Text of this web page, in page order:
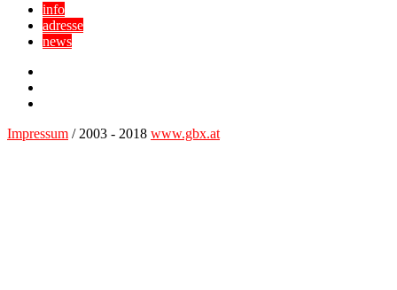
info
adresse
news
Impressum / 2003 - 2018 www.gbx.at